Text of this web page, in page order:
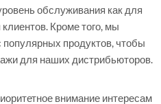
обслуживания как для
Кроме того, мы
продуктов, чтобы
для наших дистрибьюторов.
внимание интересам